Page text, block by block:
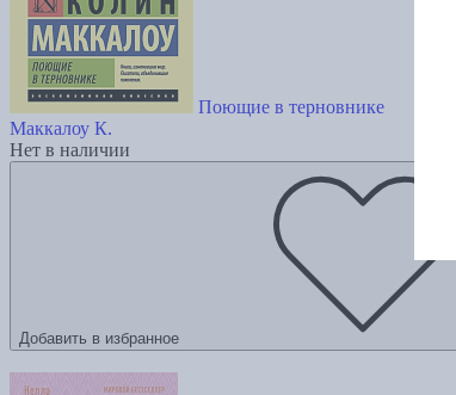
Поющие в терновнике
Маккалоу К.
Нет в наличии
Добавить в избранное